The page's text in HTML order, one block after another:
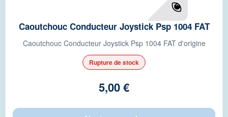
Caoutchouc Conducteur Joystick Psp 1004 FAT
Caoutchouc Conducteur Joystick Psp 1004 FAT d'origine
Rupture de stock
5,00 €